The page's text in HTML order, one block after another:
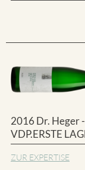
2016 Dr. Heger
VDP.ERSTE
ZUR EXPERTISE